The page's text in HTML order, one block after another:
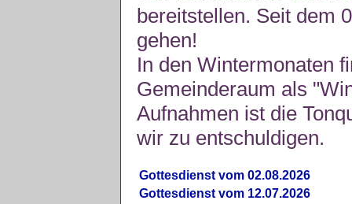
bereitstellen. Seit dem
gehen!
In den Wintermonaten
Gemeinderaum als
Aufnahmen ist die
wir zu entschuldigen.
Gottesdienst vom 02.08.2026
Gottesdienst vom 12.07.2026